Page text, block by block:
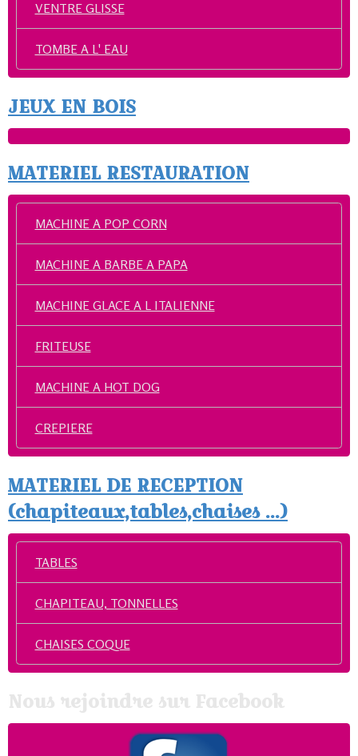
VENTRE GLISSE
TOMBE A L' EAU
JEUX EN BOIS
MATERIEL RESTAURATION
MACHINE A POP CORN
MACHINE A BARBE A PAPA
MACHINE GLACE A L ITALIENNE
FRITEUSE
MACHINE A HOT DOG
CREPIERE
MATERIEL DE RECEPTION
(chapiteaux,tables,chaises ...)
TABLES
CHAPITEAU, TONNELLES
CHAISES COQUE
Nous rejoindre sur Facebook